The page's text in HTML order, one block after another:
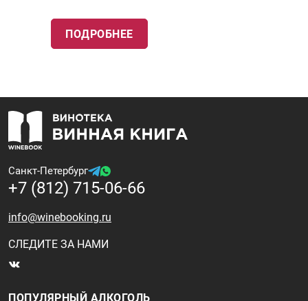
ПОДРОБНЕЕ
Санкт-Петербург
+7 (812) 715-06-66
info@winebooking.ru
СЛЕДИТЕ ЗА НАМИ
ПОПУЛЯРНЫЙ АЛКОГОЛЬ